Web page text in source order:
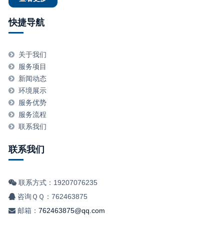
快捷导航
关于我们
服务项目
新闻动态
环境展示
服务优势
服务流程
联系我们
联系我们
联系方式：19207076235
咨询ＱＱ：762463875
邮箱：762463875@qq.com